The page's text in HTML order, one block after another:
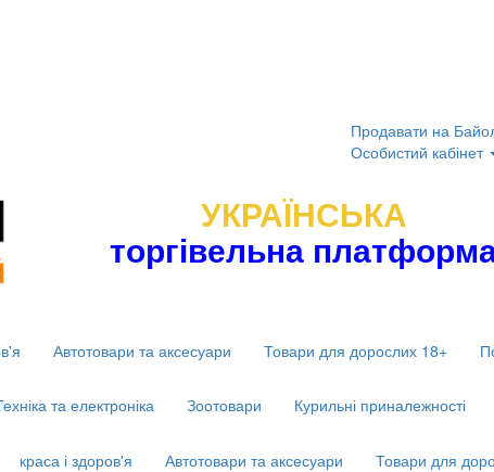
Продавати на
Особистий кабінет
УКРАЇНСЬКА
торгівельна
Автотовари та аксесуари Товари для дорослих 18+
та електроніка Зоотовари Курильні приналежності
краса і здоров'я Автотовари та аксесуари Товари для